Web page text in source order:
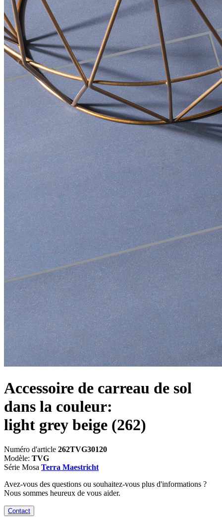
Accessoire de carreau de sol
dans la couleur:
light grey beige (262)
Numéro d'article 262TVG30120
Modèle: TVG
Série Mosa Terra Maestricht
Avez-vous des questions ou souhaitez-vous plus d'informations ?
Nous sommes heureux de vous aider.
Contact